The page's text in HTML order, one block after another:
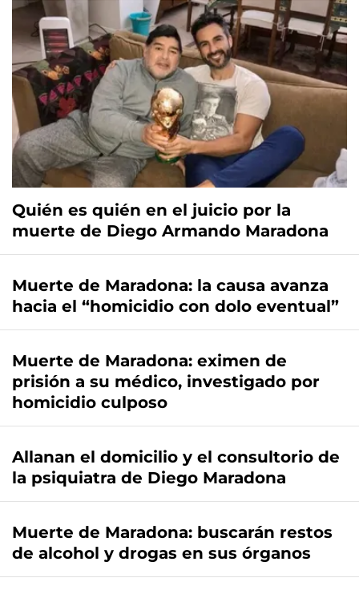
Quién es quién en el juicio por la
muerte de Diego Armando Maradona
Muerte de Maradona: la causa avanza
hacia el “homicidio con dolo eventual”
Muerte de Maradona: eximen de
prisión a su médico, investigado por
homicidio culposo
Allanan el domicilio y el consultorio de
la psiquiatra de Diego Maradona
Muerte de Maradona: buscarán restos
de alcohol y drogas en sus órganos